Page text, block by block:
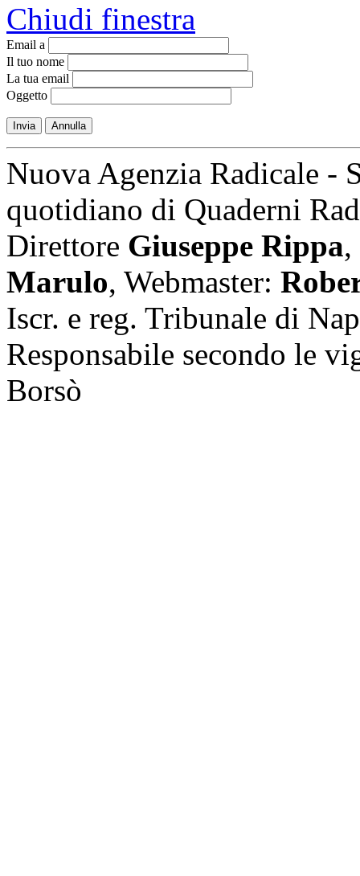
Chiudi finestra
Email a
Il tuo nome
La tua email
Oggetto
Invia Annulla
Nuova Agenzia Radicale -
quotidiano di Quaderni
Direttore Giuseppe Rippa,
Marulo, Webmaster:
Iscr. e reg. Tribunale di
Responsabile secondo le
Borsò